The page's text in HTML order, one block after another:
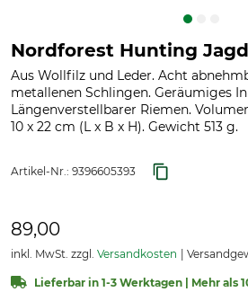
Nordforest Hunting
Aus Wollfilz und Leder. Acht
metallenen Schlingen. Geräumiges
Längenverstellbarer Riemen.
10 x 22 cm (L x B x H). Gewicht 513 g.
Artikel-Nr.: 9396605393
89,00
inkl. MwSt. zzgl. Versandkosten
Lieferbar in 1-3 Werktagen | Mehr als